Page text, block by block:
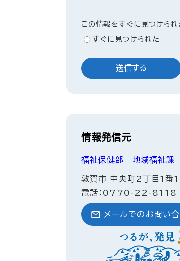
この情報をすぐに見つけられ
すぐに見つけられた
情報発信元
福祉保健部 地域福祉課
敦賀市 中央町2丁目1
電話：0770-22-8118
メールでのお問い